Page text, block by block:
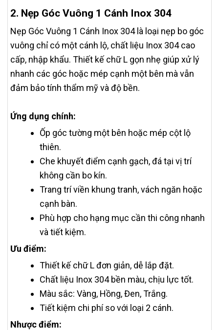
2. Nẹp Góc Vuông 1 Cánh Inox 304
Nẹp Góc Vuông 1 Cánh Inox 304 là loại nẹp bo góc
vuông chỉ có một cánh lộ, chất liệu Inox 304 cao
cấp, nhập khẩu. Thiết kế chữ L gọn nhẹ giúp xử lý
nhanh các góc hoặc mép cạnh một bên mà vẫn
đảm bảo tính thẩm mỹ và độ bền.
Ứng dụng chính:
Ốp góc tường một bên hoặc mép cột lộ
thiên.
Che khuyết điểm cạnh gạch, đá tại vị trí
không cần bo kín.
Trang trí viền khung tranh, vách ngăn hoặc
cạnh bàn.
Phù hợp cho hạng mục cần thi công nhanh
và tiết kiệm.
Ưu điểm:
Thiết kế chữ L đơn giản, dễ lắp đặt.
Chất liệu Inox 304 bền màu, chịu lực tốt.
Màu sắc: Vàng, Hồng, Đen, Trắng.
Tiết kiệm chi phí so với loại 2 cánh.
Nhược điểm: